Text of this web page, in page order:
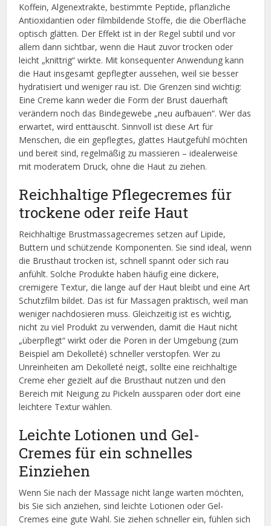
Koffein, Algenextrakte, bestimmte Peptide, pflanzliche
Antioxidantien oder filmbildende Stoffe, die die Oberfläche
optisch glätten. Der Effekt ist in der Regel subtil und vor
allem dann sichtbar, wenn die Haut zuvor trocken oder
leicht „knittrig“ wirkte. Mit konsequenter Anwendung kann
die Haut insgesamt gepflegter aussehen, weil sie besser
hydratisiert und weniger rau ist. Die Grenzen sind wichtig:
Eine Creme kann weder die Form der Brust dauerhaft
verändern noch das Bindegewebe „neu aufbauen“. Wer das
erwartet, wird enttäuscht. Sinnvoll ist diese Art für
Menschen, die ein gepflegtes, glattes Hautgefühl möchten
und bereit sind, regelmäßig zu massieren – idealerweise
mit moderatem Druck, ohne die Haut zu ziehen.
Reichhaltige Pflegecremes für
trockene oder reife Haut
Reichhaltige Brustmassagecremes setzen auf Lipide,
Buttern und schützende Komponenten. Sie sind ideal, wenn
die Brusthaut trocken ist, schnell spannt oder sich rau
anfühlt. Solche Produkte haben häufig eine dickere,
cremigere Textur, die lange auf der Haut bleibt und eine Art
Schutzfilm bildet. Das ist für Massagen praktisch, weil man
weniger nachdosieren muss. Gleichzeitig ist es wichtig,
nicht zu viel Produkt zu verwenden, damit die Haut nicht
„überpflegt“ wirkt oder die Poren in der Umgebung (zum
Beispiel am Dekolleté) schneller verstopfen. Wer zu
Unreinheiten am Dekolleté neigt, sollte eine reichhaltige
Creme eher gezielt auf die Brusthaut nutzen und den
Bereich mit Neigung zu Pickeln aussparen oder dort eine
leichtere Textur wählen.
Leichte Lotionen und Gel-
Cremes für ein schnelles
Einziehen
Wenn Sie nach der Massage nicht lange warten möchten,
bis Sie sich anziehen, sind leichte Lotionen oder Gel-
Cremes eine gute Wahl. Sie ziehen schneller ein, fühlen sich